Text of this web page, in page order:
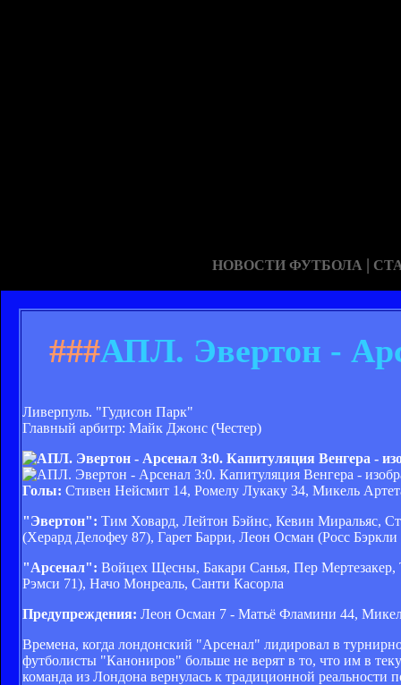
НОВОСТИ ФУТБОЛА |
###АПЛ. Эвертон -
Ливерпуль. "Гудисон Парк"
Главный арбитр: Майк Джонс (Честер)
Голы: Стивен Нейсмит 14, Ромелу Лукаку 34, Микель
"Эвертон": Тим Ховард, Лейтон Бэйнс, Кевин Миральяс,
(Херард Делофеу 87), Гарет Барри, Леон Осман (Росс
"Арсенал": Войцех Щесны, Бакари Санья, Пер
Рэмси 71), Начо Монреаль, Санти Касорла
Предупреждения: Леон Осман 7 - Матьё Фламини 44,
Времена, когда лондонский "Арсенал" лидировал в
футболисты "Канониров" больше не верят в то, что им в
команда из Лондона вернулась к традиционной реальности